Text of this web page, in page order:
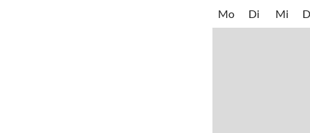
Mo Di Mi